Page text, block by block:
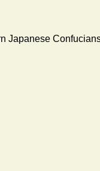
Japanese